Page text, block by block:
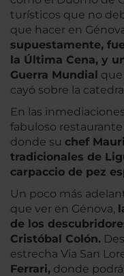
turísticos que no
que hacer en
supuestamente,
la Última Cena, y
Guerra Mundial
cayó sobre la
En las
fabuloso restaurante
donde su chef
tradicionales de
carpaccio de pez
Un poco más
que ver en Génova,
de los
Cristóbal Colón.
estrecha Via San
Ferrari, donde